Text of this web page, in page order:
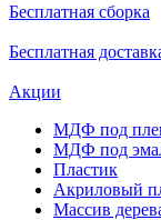
Бесплатная сборка
Бесплатная
Акции
МДФ под
МДФ под
Пластик
Акриловый
Массив